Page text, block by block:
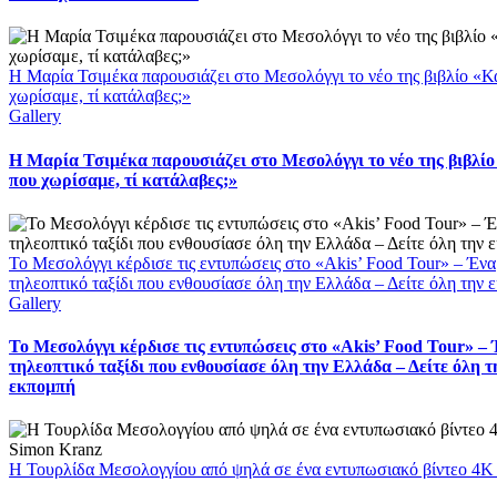
Η Μαρία Τσιμέκα παρουσιάζει στο Μεσολόγγι το νέο της βιβλίο
χωρίσαμε, τί κατάλαβες;»
Gallery
Η Μαρία Τσιμέκα παρουσιάζει στο Μεσολόγγι το νέο της
που χωρίσαμε, τί κατάλαβες;»
Το Μεσολόγγι κέρδισε τις εντυπώσεις στο «Akis’ Food Tour» – Ένα
τηλεοπτικό ταξίδι που ενθουσίασε όλη την Ελλάδα – Δείτε όλη την
Gallery
Το Μεσολόγγι κέρδισε τις εντυπώσεις στο «Akis’ Food Tour» –
τηλεοπτικό ταξίδι που ενθουσίασε όλη την Ελλάδα – Δείτε όλη
εκπομπή
Η Τουρλίδα Μεσολογγίου από ψηλά σε ένα εντυπωσιακό βίντεο 4K